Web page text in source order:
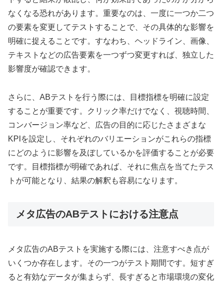
なくなる恐れがあります。重要なのは、一度に一つか二つ
の要素を変更してテストすることで、その具体的な影響を
明確に捉えることです。すなわち、ヘッドライン、画像、
テキストなどの広告要素を一つずつ変更すれば、独立した
影響度が確認できます。
さらに、ABテストを行う際には、目標指標を明確に設定
することが重要です。クリック率だけでなく、視聴時間、
コンバージョン率など、広告の目的に応じたさまざまな
KPIを設定し、それぞれのバリエーションがこれらの指標
にどのように影響を及ぼしているかを評価することが必要
です。目標指標が明確であれば、それに焦点を当てたテス
トが可能となり、結果の解釈も容易になります。
メタ広告のABテストにおける注意点
メタ広告のABテストを実施する際には、注意すべき点が
いくつか存在します。その一つがテスト期間です。短すぎ
ると有効なデータが集まらず、長すぎると市場環境の変化